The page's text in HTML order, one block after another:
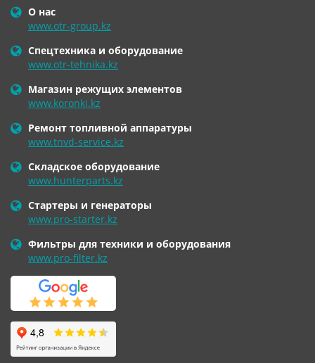
О нас
www.otr-group.kz
Спецтехника и оборудование
www.otr-tehnika.kz
Магазин режущих элементов
www.koronki.kz
Ремонт топливной аппаратуры
www.tnvd-service.kz
Складское оборудование
www.hunterparts.kz
Стартеры и генераторы
www.pro-starter.kz
Фильтры для техники и оборудования
www.pro-filter.kz